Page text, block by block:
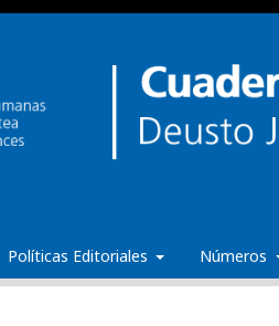
Políticas Editoriales Números